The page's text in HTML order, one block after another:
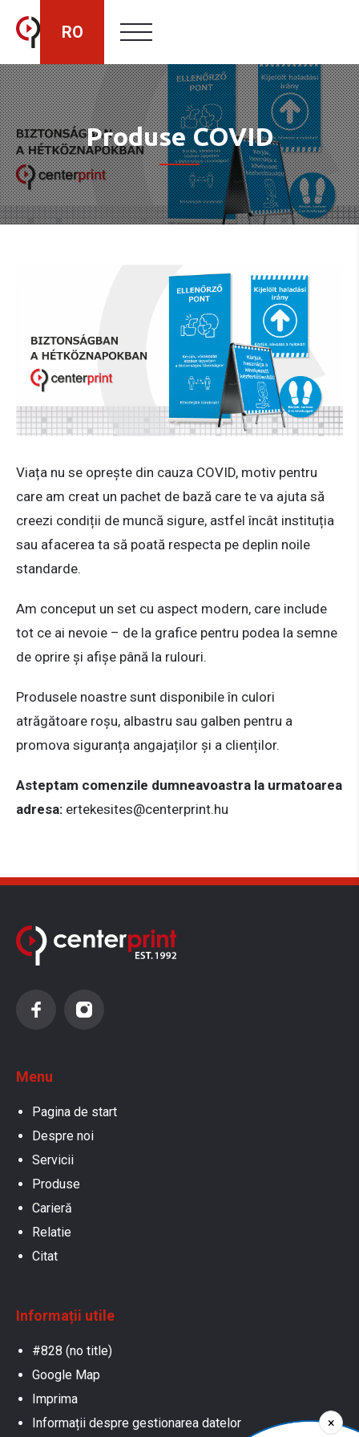
HU
RO
EN
Produse COVID
Viața nu se oprește din cauza COVID, motiv pentru
care am creat un pachet de bază care te va ajuta să
creezi condiții de muncă sigure, astfel încât instituția
sau afacerea ta să poată respecta pe deplin noile
standarde.
Am conceput un set cu aspect modern, care include
tot ce ai nevoie – de la grafice pentru podea la semne
de oprire și afișe până la rulouri.
Produsele noastre sunt disponibile în culori
atrăgătoare roșu, albastru sau galben pentru a
promova siguranța angajaților și a clienților.
Asteptam comenzile dumneavoastra la urmatoarea
adresa: ertekesites@centerprint.hu
Menu
Pagina de start
Despre noi
Servicii
Produse
Carieră
Relatie
Citat
Informații utile
#828 (no title)
Google Map
Imprima
Informații despre gestionarea datelor
×